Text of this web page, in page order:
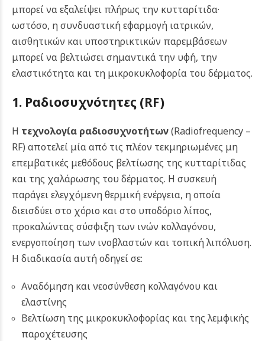
μπορεί να εξαλείψει πλήρως την κυτταρίτιδα·
ωστόσο, η συνδυαστική εφαρμογή ιατρικών,
αισθητικών και υποστηρικτικών παρεμβάσεων
μπορεί να βελτιώσει σημαντικά την υφή, την
ελαστικότητα και τη μικροκυκλοφορία του δέρματος.
1. Ραδιοσυχνότητες (RF)
Η τεχνολογία ραδιοσυχνοτήτων(Radiofrequency –
RF) αποτελεί μία από τις πλέον τεκμηριωμένες μη
επεμβατικές μεθόδους βελτίωσης της κυτταρίτιδας
και της χαλάρωσης του δέρματος. Η συσκευή
παράγει ελεγχόμενη θερμική ενέργεια, η οποία
διεισδύει στο χόριο και στο υποδόριο λίπος,
προκαλώντας σύσφιξη των ινών κολλαγόνου,
ενεργοποίηση των ινοβλαστών και τοπική λιπόλυση.
Η διαδικασία αυτή οδηγεί σε:
Αναδόμηση και νεοσύνθεση κολλαγόνου και
ελαστίνης
Βελτίωση της μικροκυκλοφορίας και της λεμφικής
παροχέτευσης